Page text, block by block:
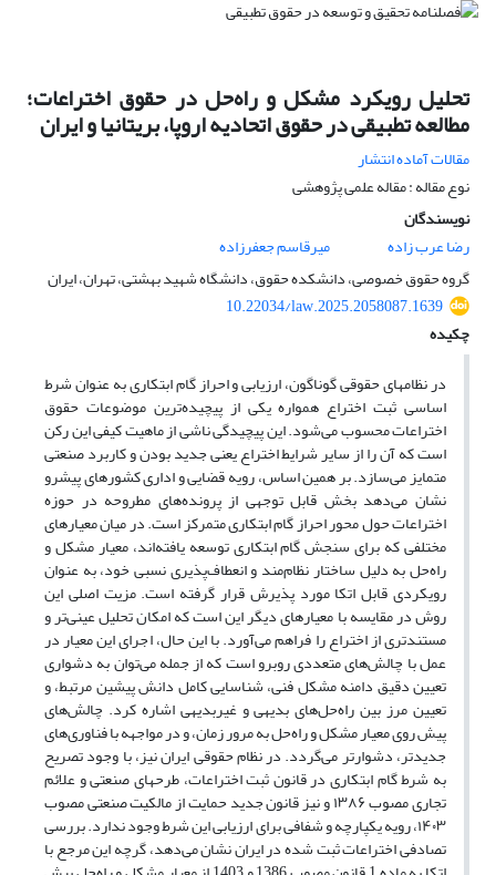
تحلیل رویکرد مشکل و راه‌حل در حقوق اختراعات؛
مطالعه تطبیقی در حقوق اتحادیه اروپا، بریتانیا و ایران
مقالات آماده انتشار
نوع مقاله : مقاله علمی پژوهشی
نویسندگان
رضا عرب زاده
میرقاسم جعفرزاده
گروه حقوق خصوصی، دانشکده حقوق، دانشگاه شهید بهشتی، تهران، ایران
10.22034/law.2025.2058087.1639
چکیده
در نظامهای حقوقی گوناگون، ارزیابی و احراز گام ابتکاری به عنوان شرط
اساسی ثبت اختراع همواره یکی از پیچیده‌ترین موضوعات حقوق
اختراعات محسوب می‌شود. این پیچیدگی ناشی از ماهیت کیفی این رکن
است که آن را از سایر شرایط اختراع یعنی جدید بودن و کاربرد صنعتی
متمایز می‌سازد. بر همین اساس، رویه قضایی و اداری کشورهای پیشرو
نشان می‌دهد بخش قابل توجهی از پرونده‌های مطروحه در حوزه
اختراعات حول محور احراز گام ابتکاری متمرکز است. در میان معیارهای
مختلفی که برای سنجش گام ابتکاری توسعه یافته‌اند، معیار مشکل و
راه‌حل به دلیل ساختار نظام‌مند و انعطاف‌پذیری نسبی خود، به عنوان
رویکردی قابل اتکا مورد پذیرش قرار گرفته است. مزیت اصلی این
روش در مقایسه با معیارهای دیگر این است که امکان تحلیل عینی‌تر و
مستندتری از اختراع را فراهم می‌آورد. با این حال، اجرای این معیار در
عمل با چالش‌های متعددی روبرو است که از جمله می‌توان به دشواری
تعیین دقیق دامنه مشکل فنی، شناسایی کامل دانش پیشین مرتبط، و
تعیین مرز بین راه‌حل‌های بدیهی و غیربدیهی اشاره کرد. چالش‌های
پیش روی معیار مشکل و راه‌حل به مرور زمان، و در مواجهه با فناوری‌های
جدیدتر، دشوارتر می‌گردد. در نظام حقوقی ایران نیز، با وجود تصریح
به شرط گام ابتکاری در قانون ثبت اختراعات، طرحهای صنعتی و علائم
تجاری مصوب ۱۳۸۶ و نیز قانون جدید حمایت از مالکیت صنعتی مصوب
۱۴۰۳، رویه یکپارچه و شفافی برای ارزیابی این شرط وجود ندارد. بررسی
تصادفی اختراعات ثبت شده در ایران نشان می‌دهد، گرچه این مرجع با